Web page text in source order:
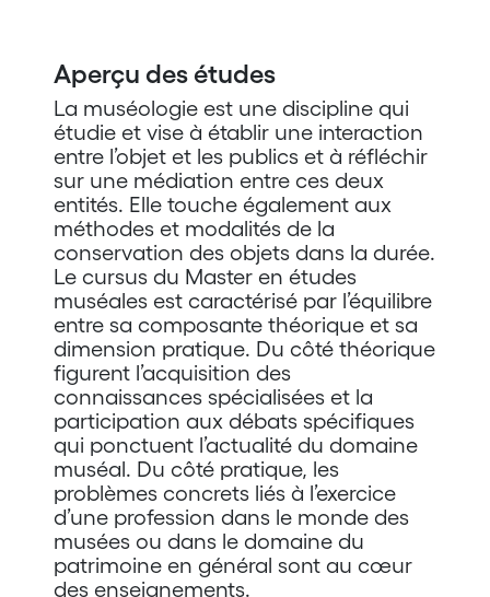
Aperçu des études
La muséologie est une discipline qui
étudie et vise à établir une interaction
entre l’objet et les publics et à réfléchir
sur une médiation entre ces deux
entités. Elle touche également aux
méthodes et modalités de la
conservation des objets dans la durée.
Le cursus du Master en études
muséales est caractérisé par l’équilibre
entre sa composante théorique et sa
dimension pratique. Du côté théorique
figurent l’acquisition des
connaissances spécialisées et la
participation aux débats spécifiques
qui ponctuent l’actualité du domaine
muséal. Du côté pratique, les
problèmes concrets liés à l’exercice
d’une profession dans le monde des
musées ou dans le domaine du
patrimoine en général sont au cœur
des enseignements.